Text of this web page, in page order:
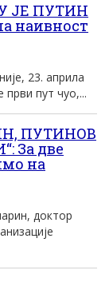
ЈЕ ПУТИН
наивност
23. априла
први пут чуо,...
ПУТИНОВ
За две
на
доктор